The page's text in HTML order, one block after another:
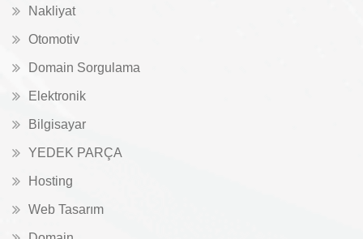
Nakliyat
Otomotiv
Domain Sorgulama
Elektronik
Bilgisayar
YEDEK PARÇA
Hosting
Web Tasarım